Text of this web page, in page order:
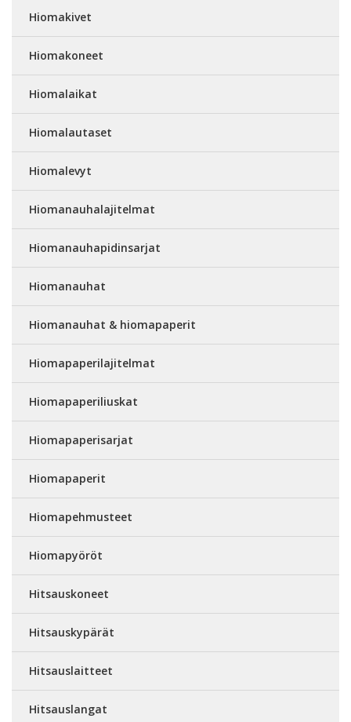
Hiomakivet
Hiomakoneet
Hiomalaikat
Hiomalautaset
Hiomalevyt
Hiomanauhalajitelmat
Hiomanauhapidinsarjat
Hiomanauhat
Hiomanauhat & hiomapaperit
Hiomapaperilajitelmat
Hiomapaperiliuskat
Hiomapaperisarjat
Hiomapaperit
Hiomapehmusteet
Hiomapyöröt
Hitsauskoneet
Hitsauskypärät
Hitsauslaitteet
Hitsauslangat